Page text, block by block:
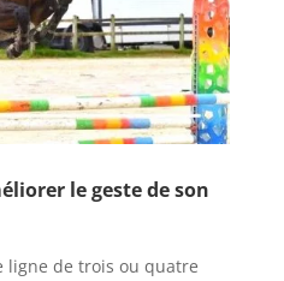
le geste de son
ligne de trois ou quatre